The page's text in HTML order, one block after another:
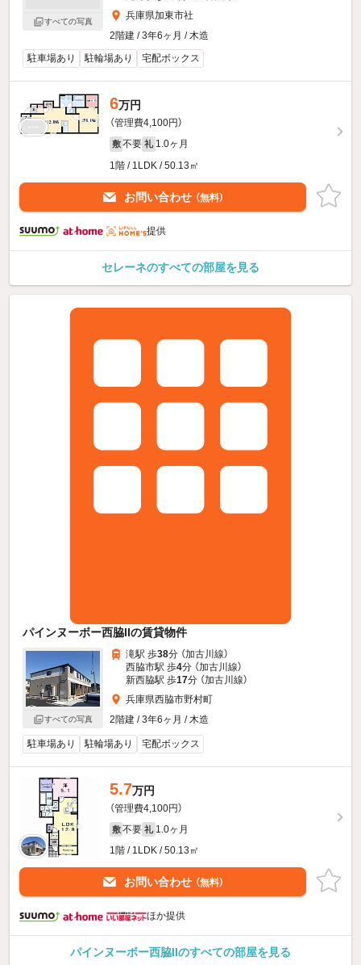
すべての写真
兵庫県加東市社
2階建 / 3年6ヶ月 / 木造
駐車場あり
駐輪場あり 宅配ボックス
6万円
（管理費4,100円）
敷 不要 礼 1.0ヶ月
1階 / 1LDK / 50.13㎡
お問い合わせ （無料）
提供
セレーネのすべての部屋を見る
パインヌーボー西脇IIの賃貸物件
すべての写真
滝駅 歩38分 （加古川線）
西脇市駅 歩4分 （加古川線）
新西脇駅 歩17分 （加古川線）
兵庫県西脇市野村町
2階建 / 3年6ヶ月 / 木造
駐車場あり 駐輪場あり 宅配ボックス
5.7万円
（管理費4,100円）
敷 不要 礼 1.0ヶ月
1階 / 1LDK / 50.13㎡
お問い合わせ （無料）
ほか提供
パインヌーボー西脇IIのすべての部屋を見る